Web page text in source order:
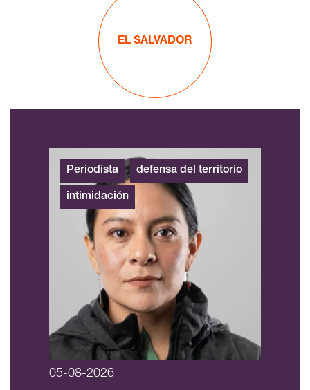
EL SALVADOR
Periodista defensa del territorio
intimidación
05-08-2026